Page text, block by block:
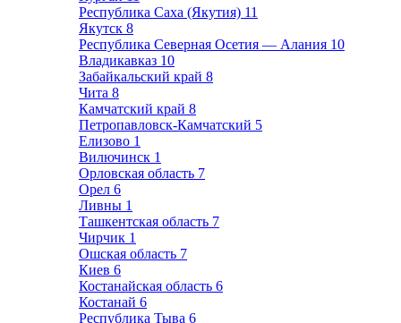
Республика Саха (Якутия) 11
Якутск 8
Республика Северная Осетия — Алания 10
Владикавказ 10
Забайкальский край 8
Чита 8
Камчатский край 8
Петропавловск-Камчатский 5
Елизово 1
Вилючинск 1
Орловская область 7
Орел 6
Ливны 1
Ташкентская область 7
Чирчик 1
Ошская область 7
Киев 6
Костанайская область 6
Костанай 6
Республика Тыва 6